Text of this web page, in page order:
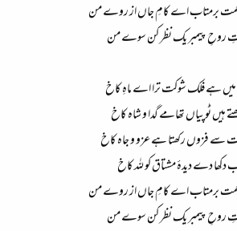
برمتاب اے کامِ جاں از روے من​
روحِ پیمبر یک نظر کن سوے من​
میں ہے فلک شوکت ترا اے ماہِ کاخ​
ہیں ٹوپیاں تھامے گدا و شاہ کاخ​
سے فزوں رکھتا ہے عزو و جاہ کاخ​
دکھا دے دیدۂ مشتاق کو للہ کاخ​
برمتاب اے کامِ جاں از روے من​
روحِ پیمبر یک نظر کن سوے من​